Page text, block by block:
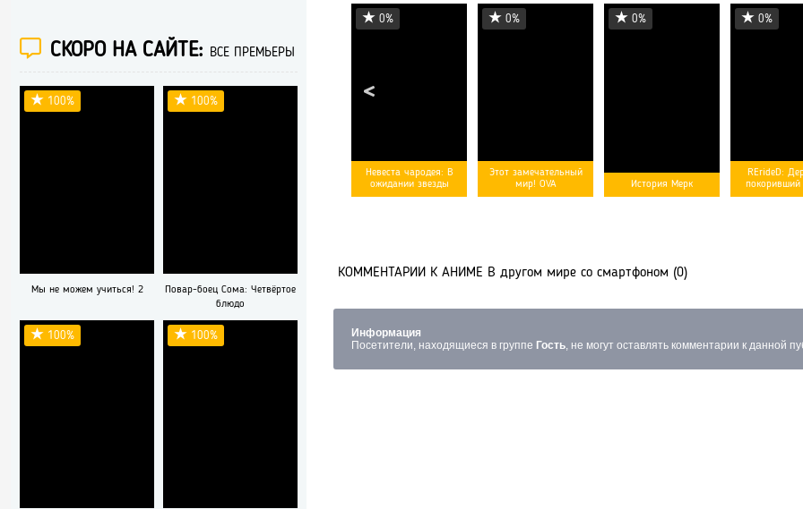
[rating-type-3]
0%
[/rating-
type-3]
Невеста чародея: В
ожидании звезды
[rating-type-3]
0%
[/rating-
Этот замечательный
мир! OVA
[rating-type-3]
0%
[/rating-
type-3]
История Мерк [rating-type-3]
0%
type-3]
RErideD:
покоривший
КОММЕНТАРИИ К АНИМЕ В другом мире со смартфоном (0)
Информация
Посетители, находящиеся в группе Гость, не могут оставлять комментарии к данной
СКОРО НА САЙТЕ: ВСЕ ПРЕМЬЕРЫ
100%
Мы не можем учиться! 2
100%
Повар-боец Сома: Четвёртое
блюдо
100% 100%